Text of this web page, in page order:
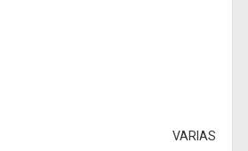
VARIAS